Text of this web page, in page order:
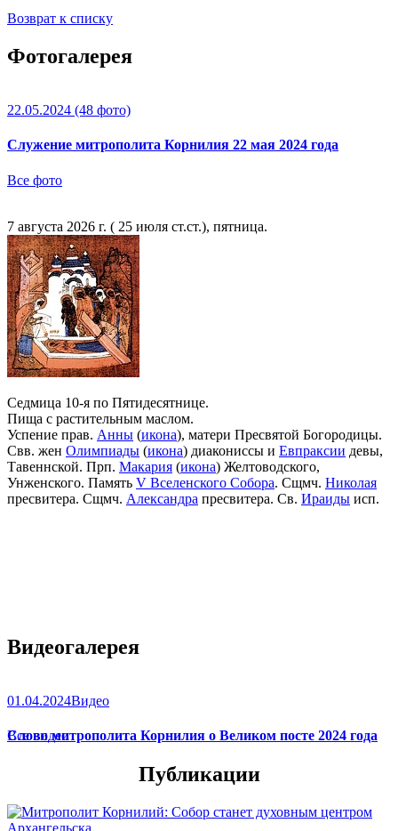
Возврат к списку
Фотогалерея
22.05.2024 (48 фото)
Служение митрополита Корнилия 22 мая 2024 года
Все фото
7 августа 2026 г. ( 25 июля ст.ст.), пятница.
Седмица 10-я по Пятидесятнице.
Пища с растительным маслом.
Успение прав. Анны (икона), матери Пресвятой Богородицы.
Свв. жен Олимпиады (икона) диакониссы и Евпраксии девы,
Тавеннской. Прп. Макария (икона) Желтоводского,
Унженского. Память V Вселенского Собора. Сщмч. Николая
пресвитера. Сщмч. Александра пресвитера. Св. Ираиды исп.
Видеогалерея
01.04.2024Видео
Слово митрополита Корнилия о Великом посте 2024 года
Все видео
Публикации